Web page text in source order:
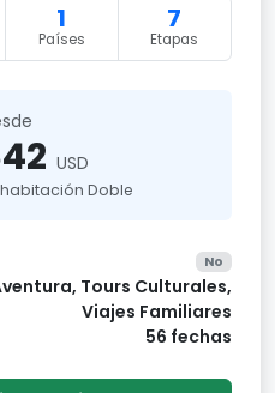
1
Países
7
Etapas
USD
Doble
No
Tours Culturales,
Viajes Familiares
56 fechas